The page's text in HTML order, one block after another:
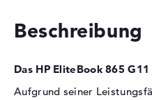
Optische Speicher
Laufwerks-Typ
Display
Beschreibung
Das HP EliteBook 865
Aufgrund seiner